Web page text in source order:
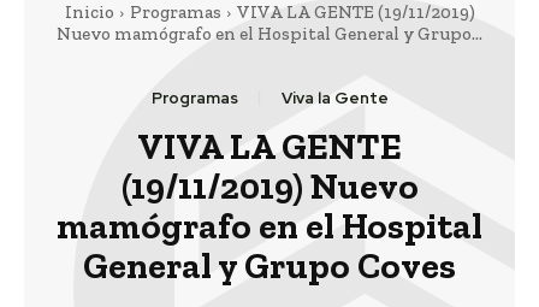
Inicio Programas
VIVA LA GENTE (19/11/2019)
Nuevo mamógrafo en el Hospital General y Grupo...
Programas Viva la Gente
VIVA LA GENTE
(19/11/2019) Nuevo
mamógrafo en el Hospital
General y Grupo Coves